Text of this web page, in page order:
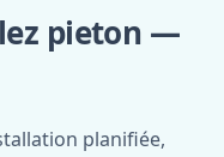
pieton —
planifiée,